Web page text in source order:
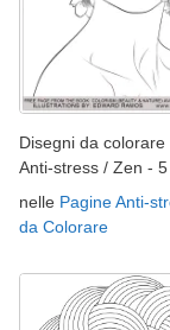
Disegni da colorare
Anti-stress / Zen - 5
nelle Pagine Anti-
da Colorare